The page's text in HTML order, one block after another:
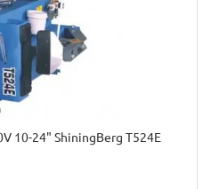
10-24" ShiningBerg T524E